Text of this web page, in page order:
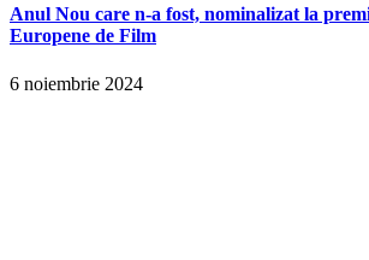
Anul Nou care n-a fost, nominalizat la
Europene de Film
6 noiembrie 2024